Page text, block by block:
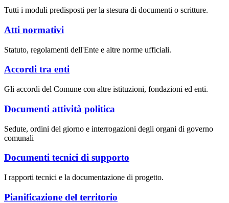
Tutti i moduli predisposti per la stesura di documenti o scritture.
Atti normativi
Statuto, regolamenti dell'Ente e altre norme ufficiali.
Accordi tra enti
Gli accordi del Comune con altre istituzioni, fondazioni ed enti.
Documenti attività politica
Sedute, ordini del giorno e interrogazioni degli organi di governo
comunali
Documenti tecnici di supporto
I rapporti tecnici e la documentazione di progetto.
Pianificazione del territorio